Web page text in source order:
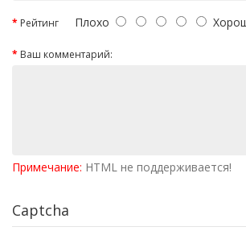
Рейтинг Плохо
Ваш комментарий:
Примечание: HTML не поддерживается!
Captcha